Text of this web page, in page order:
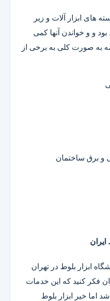
های ابزار آلات و زیر
و و خواندن آنها کمی
به صورت کلی به برخی از
و برق ساختمان
ابزار بلوط در تهران
فکر کنید که این خدمات
اما خیر ابزار بلوط